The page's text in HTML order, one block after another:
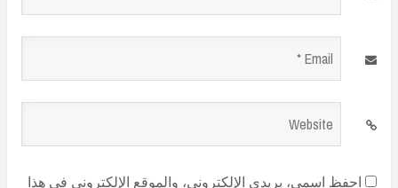
Email
Website
احفظ اسمي، بريدي الإلكتروني، والموقع الإلكتروني في هذا